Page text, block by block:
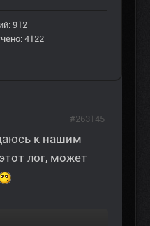
912
4122
к нашим
лог, может
#263145